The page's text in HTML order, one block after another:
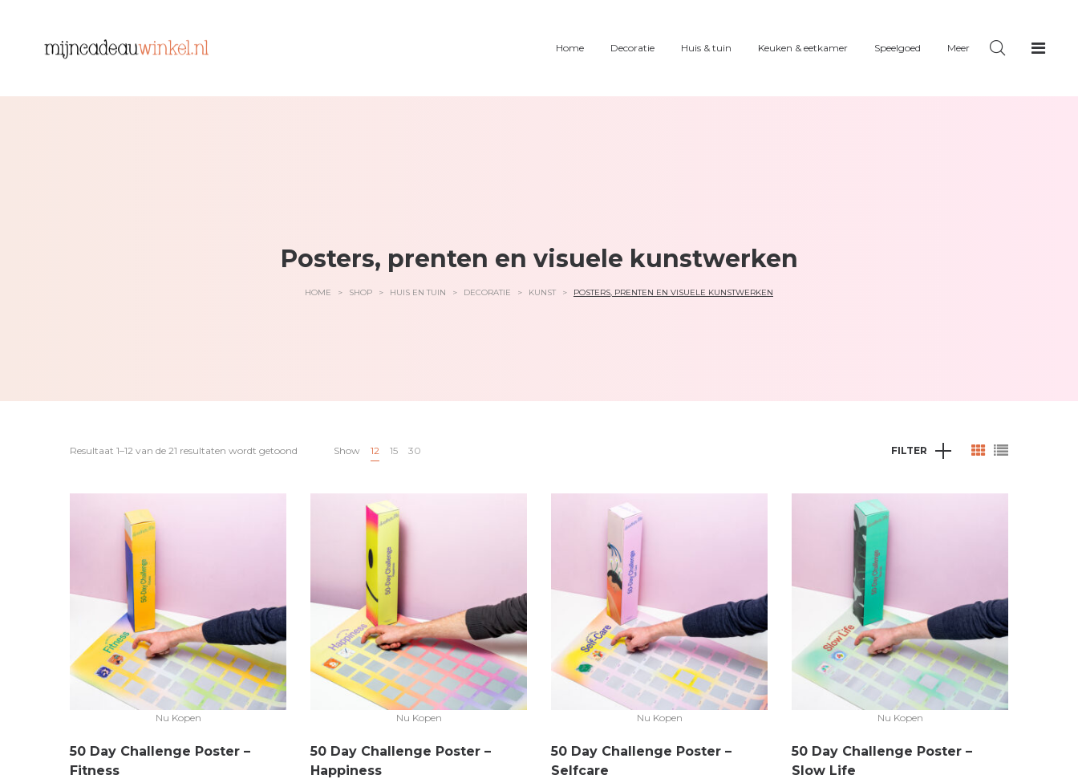
Home Decoratie Huis & tuin Keuken & eetkamer Speelgoed Meer
Posters, prenten en visuele kunstwerken
HOME > SHOP > HUIS EN TUIN > DECORATIE > KUNST > POSTERS, PRENTEN EN VISUELE KUNSTWERKEN
Resultaat 1–12 van de 21 resultaten wordt getoond Show 12 15 30 FILTER
Nu Kopen
50 Day Challenge Poster –
Fitness
Nu Kopen
50 Day Challenge Poster –
Happiness
Nu Kopen
50 Day Challenge Poster –
Selfcare
Nu Kopen
50 Day Challenge Poster –
Slow Life